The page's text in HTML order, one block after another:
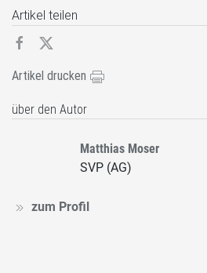
Artikel teilen
Artikel drucken
über den Autor
Matthias Moser
SVP (AG)
zum Profil